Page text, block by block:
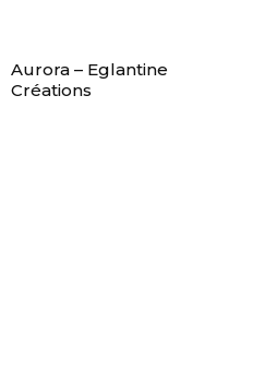
Aurora – Eglantine
Créations